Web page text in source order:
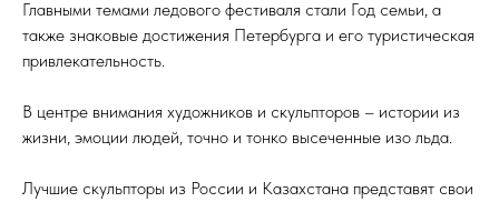
Главными темами ледового фестиваля стали Год семьи, а
также знаковые достижения Петербурга и его туристическая
привлекательность.
В центре внимания художников и скульпторов – истории из
жизни, эмоции людей, точно и тонко высеченные изо льда.
Лучшие скульпторы из России и Казахстана представят свои